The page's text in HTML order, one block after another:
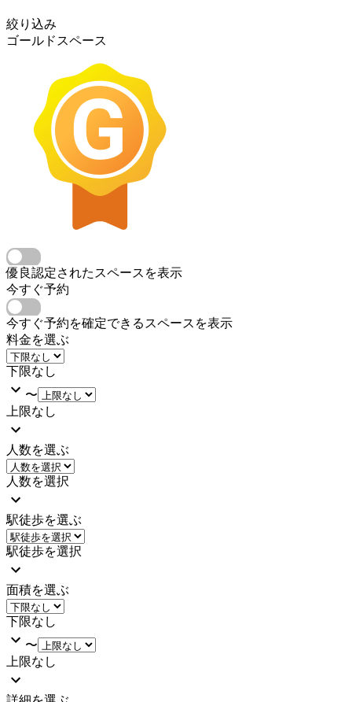
絞り込み
ゴールドスペース
優良認定されたスペースを表示
今すぐ予約
今すぐ予約を確定できるスペースを表示
料金を選ぶ
下限なし
〜
上限なし
人数を選ぶ
人数を選択
駅徒歩を選ぶ
駅徒歩を選択
面積を選ぶ
下限なし
〜
上限なし